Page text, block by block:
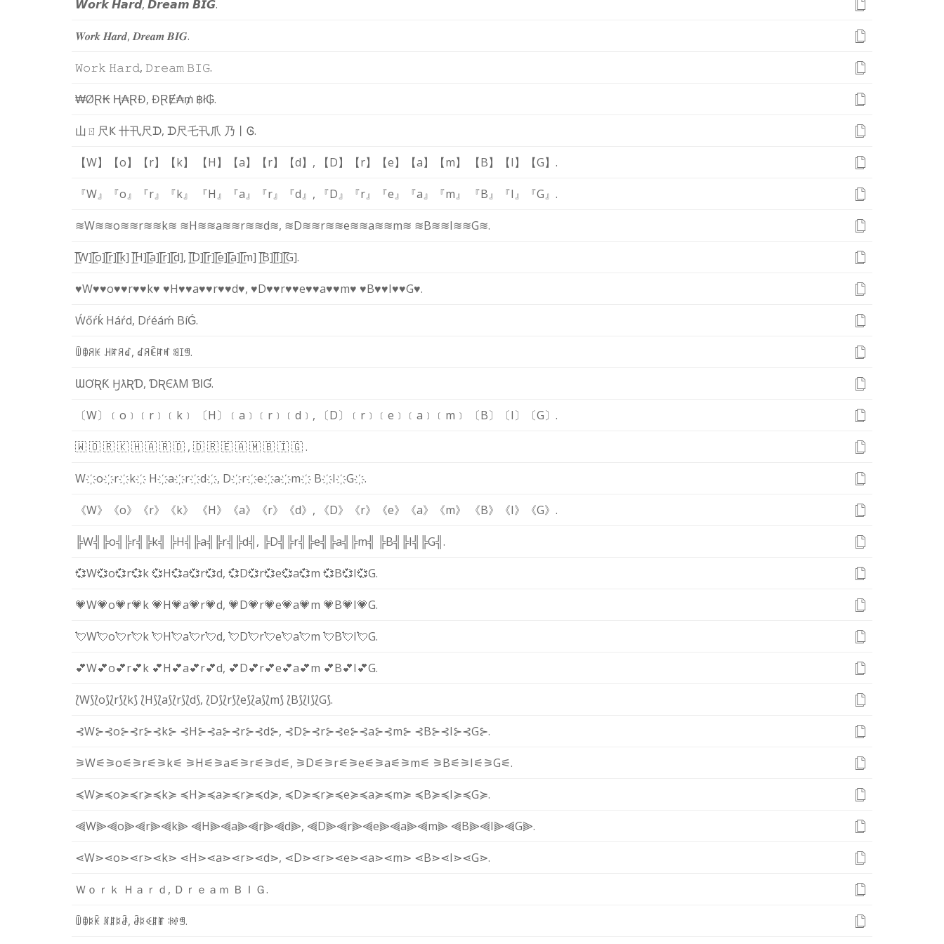
𝙒𝙤𝙧𝙠𝙃𝙖𝙧𝙙, 𝘿𝙧𝙚𝙖𝙢 𝘽𝙄𝙂.
𝑾𝒐𝒓𝒌𝑯𝒂𝒓𝒅, 𝑫𝒓𝒆𝒂𝒎𝑩𝑰𝑮.
𝚆𝚘𝚛𝚔 𝙷𝚊𝚛𝚍, 𝙳𝚛𝚎𝚊𝚖 𝙱𝙸𝙶.
₩ØⱤ₭ Ⱨ₳ⱤĐ, ĐⱤɆ₳₥ ฿ł₲.
山ㄖ 尺Ҝ卄卂尺ᗪ, ᗪ尺乇卂爪 乃 丨 Ꮆ.
【W】 【o】 【r】 【k】 【H】 【a】 【r】 【d】 , 【D】 【r】 【e】 【a】 【m】 【B】 【I】 【G】 .
『W』 『o』 『r』 『k』 『H』 『a』 『r』 『d』 , 『D』 『r』 『e』 『a』 『m』 『B』 『I』 『G』 .
≋W≋≋o≋≋r≋≋k≋ ≋H≋≋a≋≋r≋≋d≋, ≋D≋≋r≋≋e≋≋a≋≋m≋ ≋B≋≋I≋≋G≋.
[̲̅W][̲̅o][̲̅r][̲̅k] [̲̅H][̲̅a][̲̅r][̲̅d], [̲̅D][̲̅r][̲̅e][̲̅a][̲̅m] [̲̅B][̲̅I][̲̅G].
♥W♥♥o♥♥r♥♥k♥ ♥H♥♥a♥♥r♥♥d♥, ♥D♥♥r♥♥e♥♥a♥♥m♥ ♥B♥♥I♥♥G♥.
Ẃőŕḱ Háŕd, Dŕéáḿ BíǴ.
ꅏꂦꋪꀘ ꃅꍏꋪꀸ, ꀸꋪꍟꍏꎭ ꌃꀤꁅ.
ƜƠƦƘ ӇƛƦƊ, ƊƦЄƛM ƁƖƓ.
〔W〕 ﹝o﹞ ﹝r﹞ ﹝k﹞ 〔H〕 ﹝a﹞ ﹝r﹞ ﹝d﹞ , 〔D〕 ﹝r﹞ ﹝e﹞ ﹝a﹞ ﹝m﹞ 〔B〕 〔I〕 〔G〕 .
🇼🇴🇷🇰🇭🇦🇷🇩 , 🇩🇷🇪🇦🇲🇧🇮🇬.
W҉o҉r҉k҉ H҉a҉r҉d҉, D҉r҉e҉a҉m҉ B҉I҉G҉.
《W》 《o》 《r》 《k》 《H》 《a》 《r》 《d》 , 《D》 《r》 《e》 《a》 《m》 《B》 《I》 《G》 .
╠W╣ ╠o╣ ╠r╣ ╠k╣ ╠H╣ ╠a╣ ╠r╣ ╠d╣ , ╠D╣ ╠r╣ ╠e╣ ╠a╣ ╠m╣ ╠B╣ ╠I╣ ╠G╣ .
💞W💞o💞r💞k💞H💞a💞r💞d, 💞D💞r💞e💞a💞m 💞B💞I💞G.
💗W💗o💗r💗k 💗H💗a💗r💗d, 💗D💗r💗e💗a💗m 💗B💗I💗G.
💘W💘o💘r💘k💘H💘a💘r💘d, 💘D💘r💘e💘a💘m 💘B💘I💘G.
💕W💕o💕r💕k 💕H💕a💕r💕d, 💕D💕r💕e💕a💕m 💕B💕I💕G.
⟅W⟆⟅o⟆⟅r⟆⟅k⟆ ⟅H⟆⟅a⟆⟅r⟆⟅d⟆, ⟅D⟆⟅r⟆⟅e⟆⟅a⟆⟅m⟆ ⟅B⟆⟅I⟆⟅G⟆.
⊰W⊱⊰o⊱⊰r⊱⊰k⊱ ⊰H⊱⊰a⊱⊰r⊱⊰d⊱, ⊰D⊱⊰r⊱⊰e⊱⊰a⊱⊰m⊱ ⊰B⊱⊰I⊱⊰G⊱.
⚞W⚟⚞o⚟⚞r⚟⚞k⚟ ⚞H⚟⚞a⚟⚞r⚟⚞d⚟, ⚞D⚟⚞r⚟⚞e⚟⚞a⚟⚞m⚟ ⚞B⚟⚞I⚟⚞G⚟.
≼W≽≼o≽≼r≽≼k≽ ≼H≽≼a≽≼r≽≼d≽, ≼D≽≼r≽≼e≽≼a≽≼m≽ ≼B≽≼I≽≼G≽.
⫷W⫸⫷o⫸⫷r⫸⫷k⫸ ⫷H⫸⫷a⫸⫷r⫸⫷d⫸, ⫷D⫸⫷r⫸⫷e⫸⫷a⫸⫷m⫸ ⫷B⫸⫷I⫸⫷G⫸.
⋖W⋗⋖o⋗⋖r⋗⋖k⋗ ⋖H⋗⋖a⋗⋖r⋗⋖d⋗, ⋖D⋗⋖r⋗⋖e⋗⋖a⋗⋖m⋗ ⋖B⋗⋖I⋗⋖G⋗.
Ｗ ｏ ｒ ｋ Ｈ ａ ｒ ｄ , Ｄ ｒ ｅ ａ ｍ Ｂ Ｉ Ｇ.
ꅏꂦꌅꀗ ꍩꁲꌅꂠ, ꂠꌅꈼꁲꂵ ꋰꂑꁅ.